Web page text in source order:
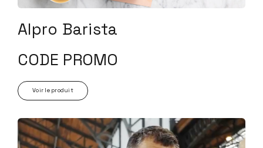
Alpro Barista
CODE PROMO
Voir le produit